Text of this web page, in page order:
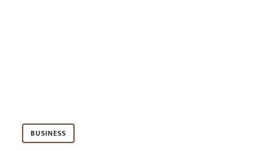
BUSINESS